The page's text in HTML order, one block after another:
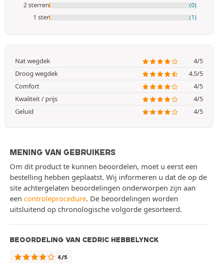
2 sterren (0)
1 ster (1)
Nat wegdek
4/5
Droog wegdek
4.5/5
Comfort
4/5
Kwaliteit / prijs
4/5
Geluid
4/5
MENING VAN GEBRUIKERS
Om dit product te kunnen beoordelen, moet u eerst een
bestelling hebben geplaatst. Wij informeren u dat de op de
site achtergelaten beoordelingen onderworpen zijn aan
een controleprocedure. De beoordelingen worden
uitsluitend op chronologische volgorde gesorteerd.
BEOORDELING VAN CEDRIC HEBBELYNCK
4/5